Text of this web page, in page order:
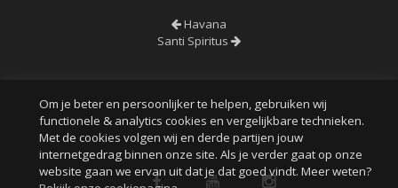
Havana
Santi Spiritus
Om je beter en persoonlijker te helpen, gebruiken wij
functionele & analytics cookies en vergelijkbare technieken.
Met de cookies volgen wij en derde partijen jouw
internetgedrag binnen onze site. Als je verder gaat op onze
website gaan we ervan uit dat je dat goed vindt. Meer weten?